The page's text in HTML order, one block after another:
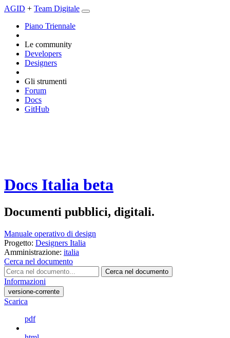
AGID + Team Digitale
Piano Triennale
Le community
Developers
Designers
Gli strumenti
Forum
Docs
GitHub
Docs Italia beta
Documenti pubblici, digitali.
Manuale operativo di design
Progetto: Designers Italia
Amministrazione: italia
Cerca nel documento
Cerca nel documento
Informazioni
versione-corrente
Scarica
pdf